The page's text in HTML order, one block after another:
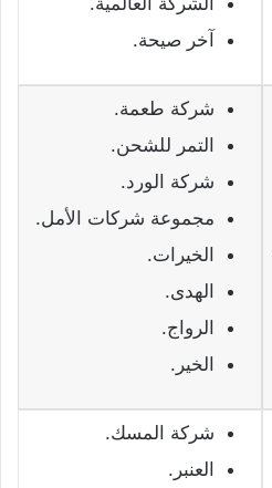
آخر صيحة.
شركة طعمة.
التمر للشحن.
شركة الورد.
مجموعة شركات الأمل.
الخيرات.
الهدى.
الرواج.
الخير.
شركة المسك.
العنبر.